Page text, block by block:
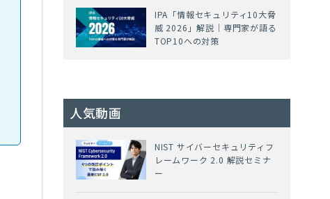
IPA「情報セキュリティ10大脅
威 2026」解説｜専門家が語る
TOP10への対策
人気動画
NIST サイバーセキュリティフ
レームワーク 2.0 解説セミナ
ー